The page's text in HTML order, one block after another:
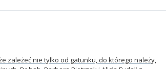
zależeć nie tylko od gatunku, do którego należy,